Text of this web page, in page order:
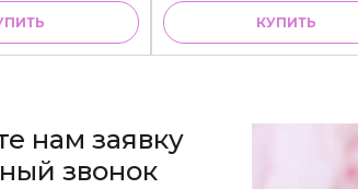
КУПИТЬ
нам заявку
звонок